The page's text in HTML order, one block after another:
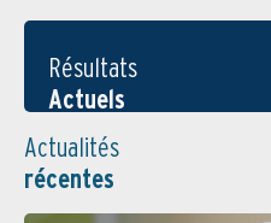
Résultats
Actuels
Actualités
récentes